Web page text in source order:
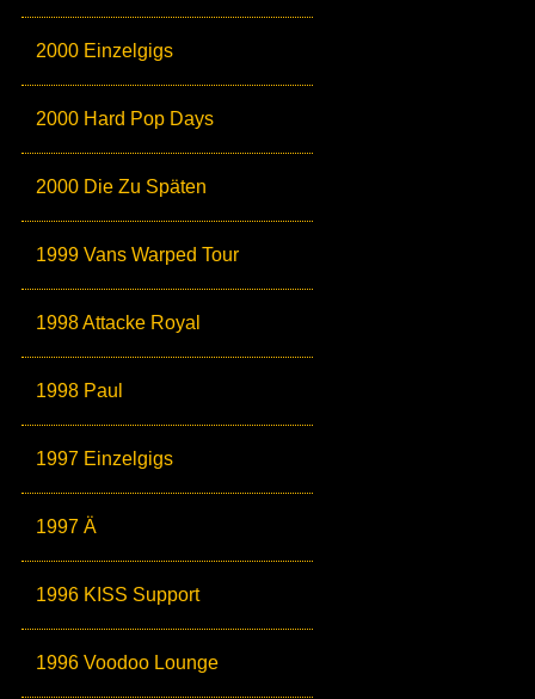
2000 Einzelgigs
2000 Hard Pop Days
2000 Die Zu Späten
1999 Vans Warped Tour
1998 Attacke Royal
1998 Paul
1997 Einzelgigs
1997 Ä
1996 KISS Support
1996 Voodoo Lounge